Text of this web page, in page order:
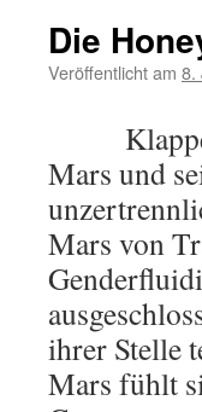
Die
Veröffentlicht am 8.
Mars und
Mars von
ihrer Stelle
Mars fühlt